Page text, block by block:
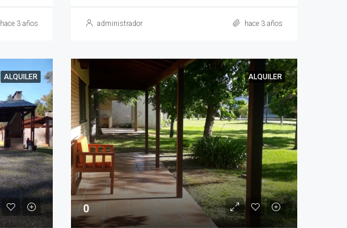
hace 3 años administrador hace 3 años
ALQUILER ALQUILER
0